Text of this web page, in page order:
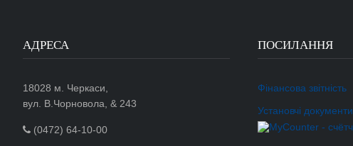
АДРЕСА
18028 м. Черкаси,
вул. В.Чорновола, & 243
(0472) 64-10-00
ПОСИЛАННЯ
Фінансова звітність
Установчі документи